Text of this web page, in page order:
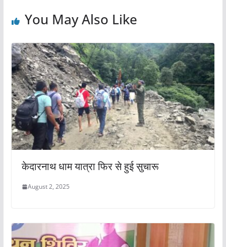
k
You May Also Like
केदारनाथ धाम यात्रा फिर से हुई सुचारू
August 2, 2025